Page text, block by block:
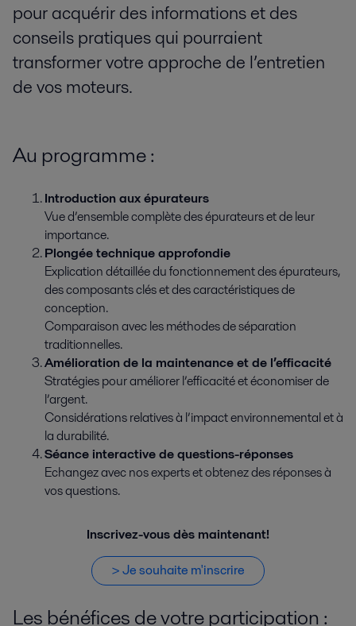
pour acquérir des informations et des
conseils pratiques qui pourraient
transformer votre approche de l’entretien
de vos moteurs.
Au programme :
Introduction aux épurateurs
Vue d’ensemble complète des épurateurs et de leur
importance.
Plongée technique approfondie
Explication détaillée du fonctionnement des épurateurs,
des composants clés et des caractéristiques de
conception.
Comparaison avec les méthodes de séparation
traditionnelles.
Amélioration de la maintenance et de l’efficacité
Stratégies pour améliorer l’efficacité et économiser de
l’argent.
Considérations relatives à l’impact environnemental et à
la durabilité.
Séance interactive de questions-réponses
Echangez avec nos experts et obtenez des réponses à
vos questions.
Inscrivez-vous dès maintenant!
> Je souhaite m'inscrire
Les bénéfices de votre participation :